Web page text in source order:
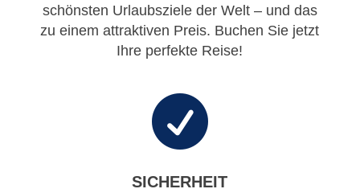
schönsten Urlaubsziele der Welt – und das
zu einem attraktiven Preis. Buchen Sie jetzt
Ihre perfekte Reise!

SICHERHEIT